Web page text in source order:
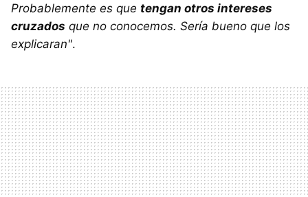
Probablemente es que tengan otros intereses
cruzados que no conocemos. Sería bueno que los
explicaran".